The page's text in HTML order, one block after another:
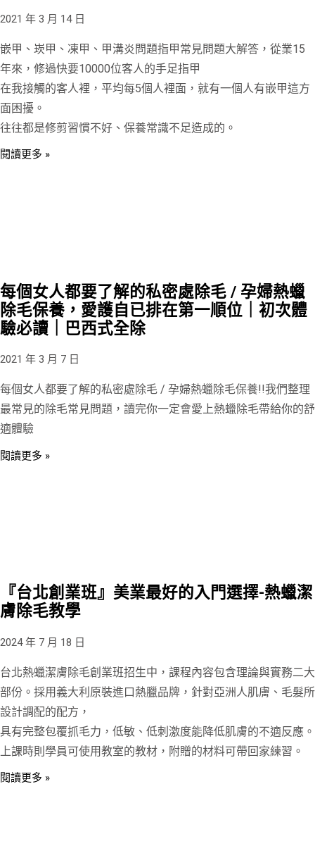
2021 年 3 月 14 日
嵌甲、崁甲、凍甲、甲溝炎問題指甲常見問題大解答，從業15
年來，修過快要10000位客人的手足指甲
在我接觸的客人裡，平均每5個人裡面，就有一個人有嵌甲這方
面困擾。
往往都是修剪習慣不好、保養常識不足造成的。
閱讀更多 »
每個女人都要了解的私密處除毛 / 孕婦熱蠟
除毛保養，愛護自已排在第一順位｜初次體
驗必讀｜巴西式全除
2021 年 3 月 7 日
每個女人都要了解的私密處除毛 / 孕婦熱蠟除毛保養!!我們整理
最常見的除毛常見問題，讀完你一定會愛上熱蠟除毛帶給你的舒
適體驗
閱讀更多 »
『台北創業班』美業最好的入門選擇-熱蠟潔
膚除毛教學
2024 年 7 月 18 日
台北熱蠟潔膚除毛創業班招生中，課程內容包含理論與實務二大
部份。採用義大利原裝進口熱臘品牌，針對亞洲人肌膚、毛髮所
設計調配的配方，
具有完整包覆抓毛力，低敏、低刺激度能降低肌膚的不適反應。
上課時則學員可使用教室的教材，附贈的材料可帶回家練習。
閱讀更多 »